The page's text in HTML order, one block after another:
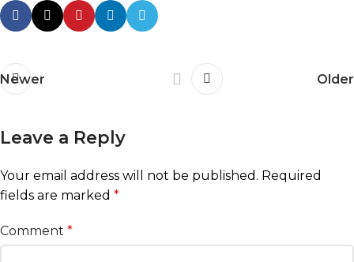
Newer Older
Leave a Reply
Your email address will not be published. Required
fields are marked *
Comment *